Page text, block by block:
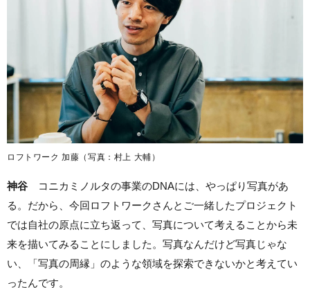
ロフトワーク 加藤（写真：村上 大輔）
神谷
コニカミノルタの事業のDNAには、やっぱり写真があ
る。だから、今回ロフトワークさんとご一緒したプロジェクト
では自社の原点に立ち返って、写真について考えることから未
来を描いてみることにしました。写真なんだけど写真じゃな
い、「写真の周縁」のような領域を探索できないかと考えてい
ったんです。